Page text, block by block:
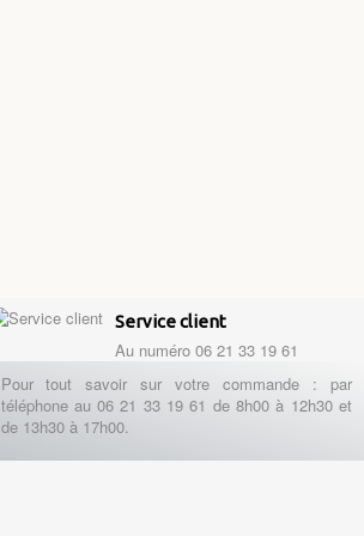
Service client
Au numéro 06 21 33 19 61
Pour tout savoir sur votre commande : par
téléphone au 06 21 33 19 61 de 8h00 à 12h30 et
de 13h30 à 17h00.